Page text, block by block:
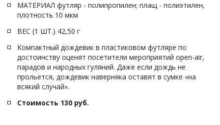
МАТЕРИАЛ футляр - полипропилен; плащ - полиэтилен,
плотность 10 мкм
ВЕС (1 ШТ.) 42,50 г
Компактный дождевик в пластиковом футляре по
достоинству оценят посетители мероприятий open-air,
парадов и народных гуляний. Даже если дождь не
прольется, дождевик наверняка оставят в сумке «на
всякий случай».
Стоимость 130 руб.